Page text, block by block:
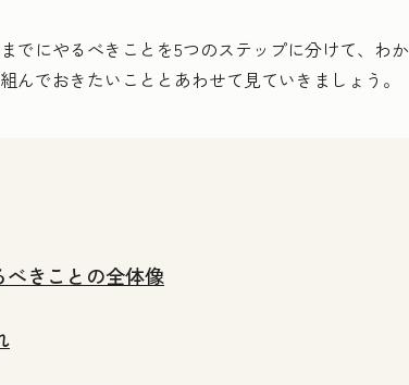
でにやるべきことを5つのステップに分けて、わ
んでおきたいこととあわせて見ていきましょう。
べきことの全体像